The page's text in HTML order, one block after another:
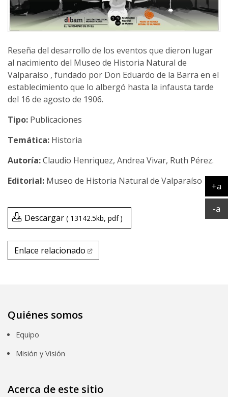
Reseña del desarrollo de los eventos que dieron lugar
al nacimiento del Museo de Historia Natural de
Valparaíso , fundado por Don Eduardo de la Barra en el
establecimiento que lo albergó hasta la infausta tarde
del 16 de agosto de 1906.
Tipo: Publicaciones
Temática: Historia
Claudio Henriquez, Andrea Vivar, Ruth Pérez.
Museo de Historia Natural de Valparaíso
Descargar 13142.5kb pdf
Enlace relacionado Enlace relacionado
Quiénes somos
Equipo
Misión y Visión
Acerca de este sitio
+a
-a